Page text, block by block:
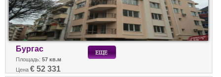
Бургас
Площадь: 57 кв.м
Цена € 52 331